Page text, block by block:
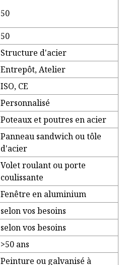
50
50
Structure d'acier
Entrepôt, Atelier
ISO, CE
Personnalisé
Poteaux et poutres en acier
Panneau sandwich ou tôle
d'acier
Volet roulant ou porte
coulissante
Fenêtre en aluminium
selon vos besoins
selon vos besoins
>50 ans
Peinture ou galvanisé à